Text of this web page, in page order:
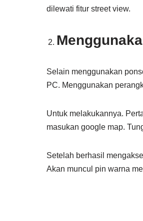
dilewati fitur street view.
Selain menggunakan
PC. Menggunakan
Untuk melakukannya.
masukan google map.
Setelah berhasil
Akan muncul pin warna